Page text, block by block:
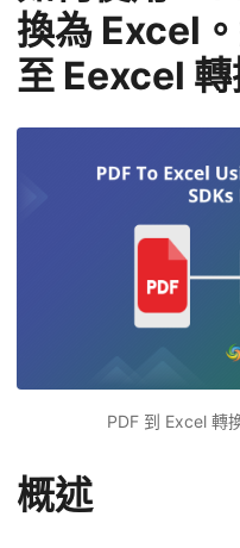
換為 Excel
至 Eexcel 轉
PDF 到 Excel 轉
概述